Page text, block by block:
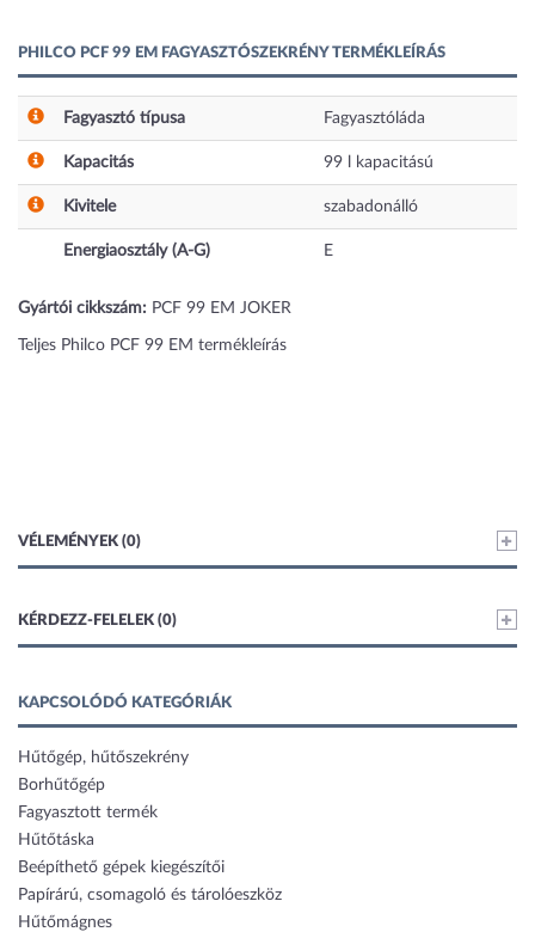
PHILCO PCF 99 EM FAGYASZTÓSZEKRÉNY TERMÉKLEÍRÁS
Fagyasztó típusa Fagyasztóláda
Kapacitás 99 kapacitású
Kivitele szabadonálló
Energiaosztály (A-G) E
Gyártói cikkszám: PCF 99 EM JOKER
Teljes Philco PCF 99 EM termékleírás
VÉLEMÉNYEK (0)
KÉRDEZZ-FELELEK (0)
KAPCSOLÓDÓ KATEGÓRIÁK
Hűtőgép, hűtőszekrény
Borhűtőgép
Fagyasztott termék
Hűtőtáska
Beépíthető gépek kiegészítői
Papírárú, csomagoló és tárolóeszköz
Hűtőmágnes